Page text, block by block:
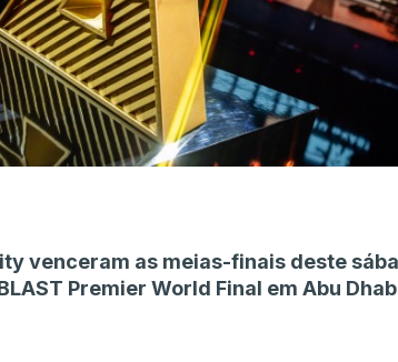
venceram as meias-finais deste
Premier World Final em Abu